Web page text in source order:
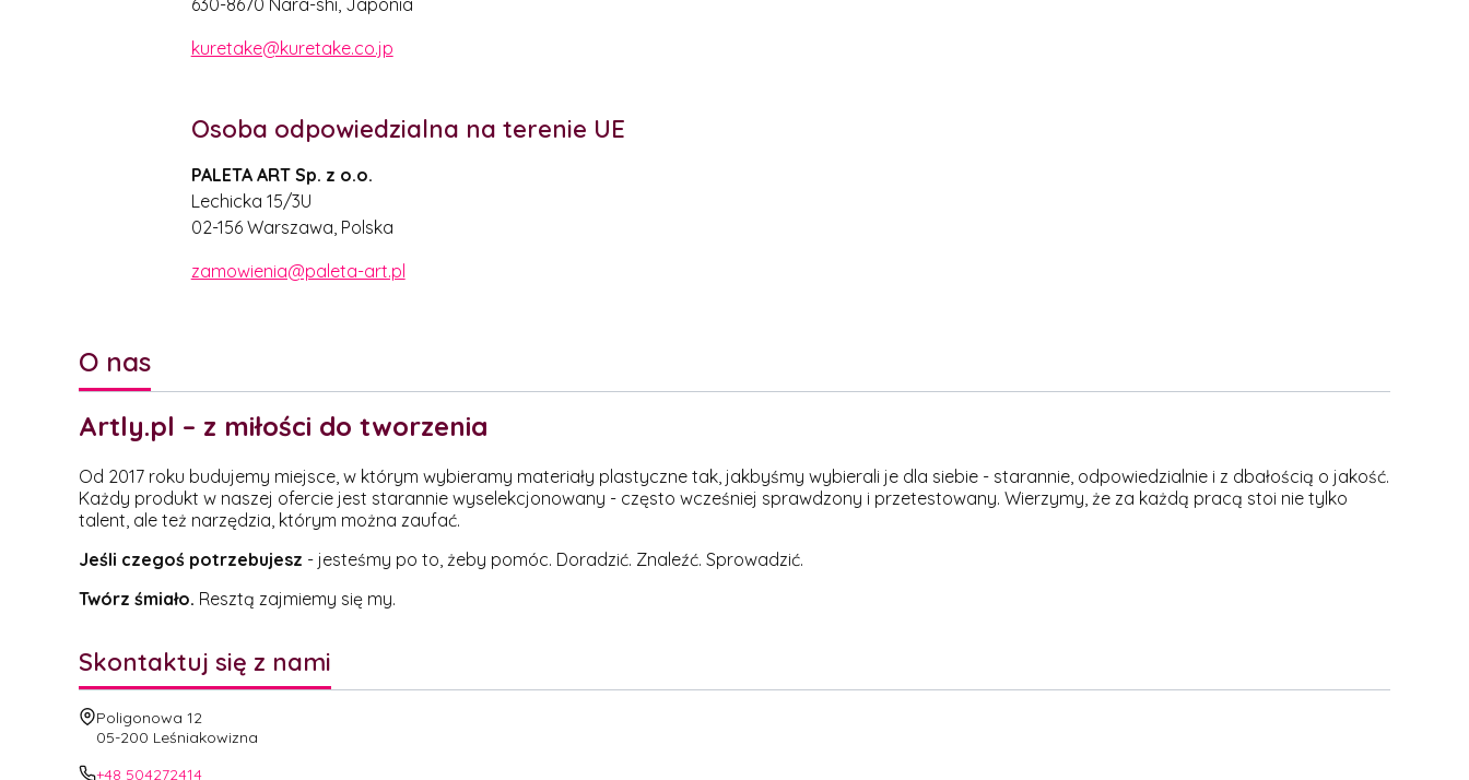
630-8670 Nara-shi, Japonia
kuretake@kuretake.co.jp
Osoba odpowiedzialna na terenie UE
PALETA ART Sp. z o.o.
Lechicka 15/3U
02-156 Warszawa, Polska
zamowienia@paleta-art.pl
O nas
Artly.pl – z miłości do tworzenia
Od 2017 roku budujemy miejsce, w którym wybieramy materiały plastyczne tak, jakbyśmy wybierali je dla siebie - starannie, odpowiedzialnie i z dbałością o jakość.
Każdy produkt w naszej ofercie jest starannie wyselekcjonowany - często wcześniej sprawdzony i przetestowany. Wierzymy, że za każdą pracą stoi nie tylko
talent, ale też narzędzia, którym można zaufać.
Jeśli czegoś potrzebujesz - jesteśmy po to, żeby pomóc. Doradzić. Znaleźć. Sprowadzić.
Twórz śmiało. Resztą zajmiemy się my.
Skontaktuj się z nami
Adres:
Poligonowa 12
05-200 Leśniakowizna
+48 504272414